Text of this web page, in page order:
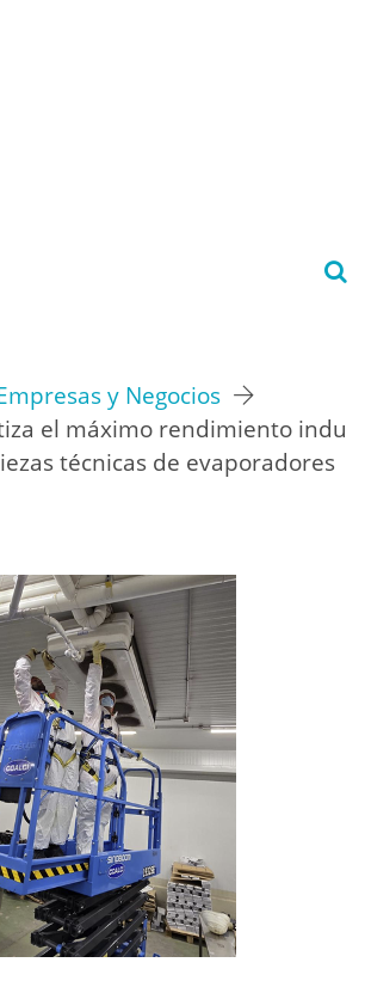
y Negocios
el máximo rendimiento indu
técnicas de evaporadores